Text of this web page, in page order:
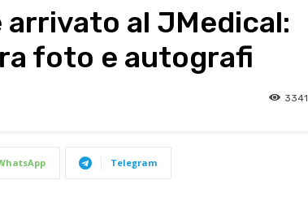
al JMedical:
foto e autografi
3341
Telegram